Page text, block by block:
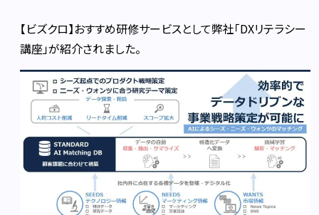
【ビズクロ】おすすめ研修サービスとして弊社「DXリテラシー
講座」が紹介されました。